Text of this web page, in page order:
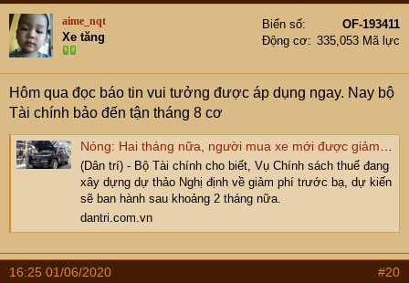
aime_nqt
Xe tăng
Biển số
OF-193411
Động cơ
335,053 Mã lực
Hôm qua đọc báo tin vui tưởng được áp dụng ngay. Nay bộ
Tài chính bảo đến tận tháng 8 cơ
Nóng: Hai tháng nữa, người mua xe mới được giảm 50% phí trước bạ
(Dân trí) - Bộ Tài chính cho biết, Vụ Chính sách thuế đang
xây dựng dự thảo Nghị định về giảm phí trước bạ, dự kiến
sẽ ban hành sau khoảng 2 tháng nữa.
dantri.com.vn
16:25 01/06/2020 #20